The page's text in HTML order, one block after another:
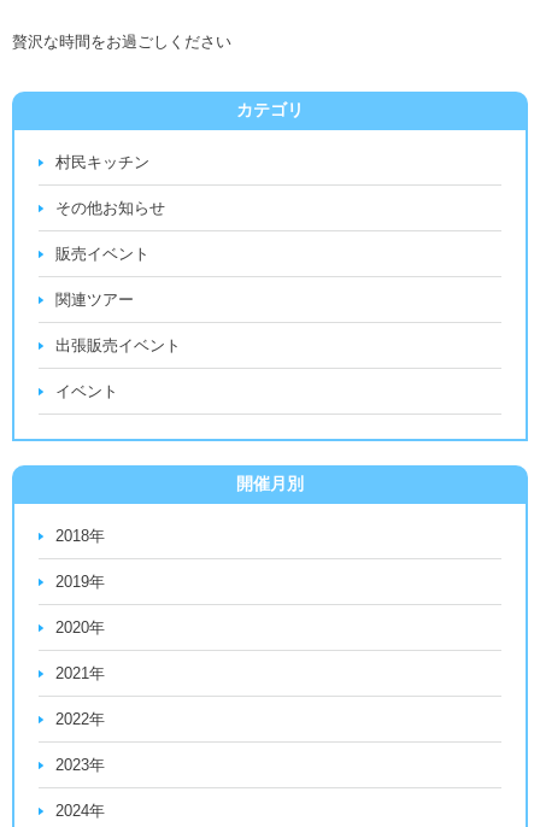
贅沢な時間をお過ごしください
カテゴリ
村民キッチン
その他お知らせ
販売イベント
関連ツアー
出張販売イベント
イベント
開催月別
2018年
2019年
2020年
2021年
2022年
2023年
2024年